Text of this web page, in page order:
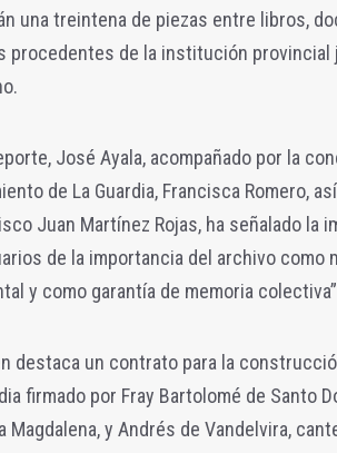
una treintena de piezas entre libros,
procedentes de la institución provincial
José Ayala, acompañado por la
de La Guardia, Francisca Romero,
Juan Martínez Rojas, ha señalado la
de la importancia del archivo como
y como garantía de memoria
destaca un contrato para la
firmado por Fray Bartolomé de Santo
y Andrés de Vandelvira,